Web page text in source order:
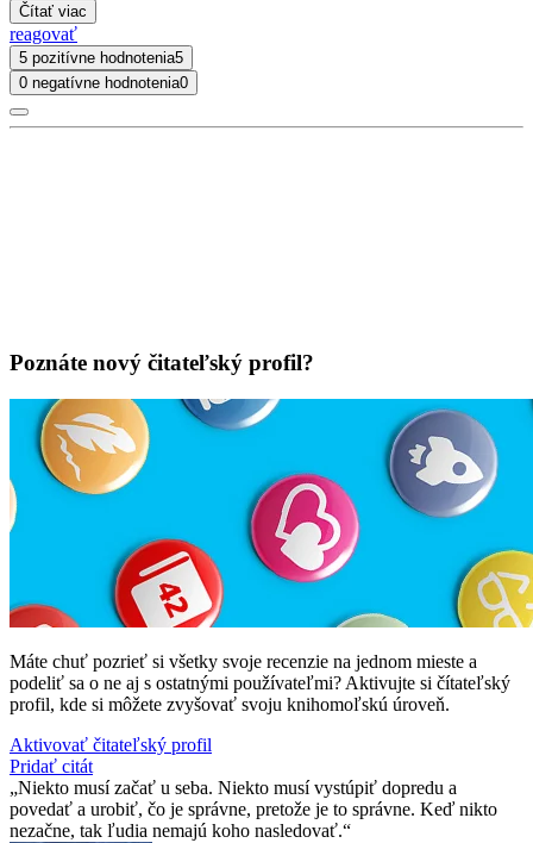
Čítať viac
reagovať
5 pozitívne hodnotenia5
0 negatívne hodnotenia0
Poznáte nový čitateľský profil?
Máte chuť pozrieť si všetky svoje recenzie na jednom mieste a
podeliť sa o ne aj s ostatnými používateľmi? Aktivujte si čítateľský
profil, kde si môžete zvyšovať svoju knihomoľskú úroveň.
Aktivovať čitateľský profil
Pridať citát
Niekto musí začať u seba. Niekto musí vystúpiť dopredu a
povedať a urobiť, čo je správne, pretože je to správne. Keď nikto
nezačne, tak ľudia nemajú koho nasledovať.